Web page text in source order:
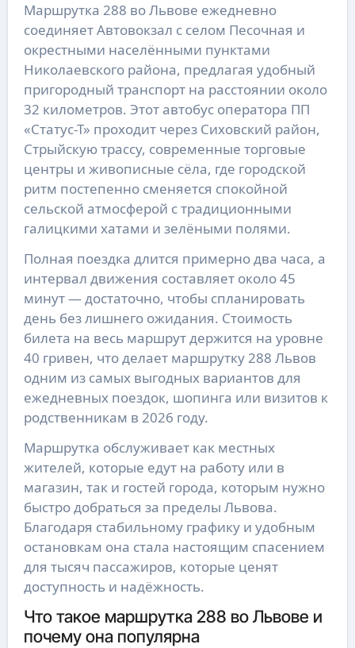
Маршрутка 288 во Львове ежедневно
соединяет Автовокзал с селом Песочная и
окрестными населёнными пунктами
Николаевского района, предлагая удобный
пригородный транспорт на расстоянии около
32 километров. Этот автобус оператора ПП
«Статус-Т» проходит через Сиховский район,
Стрыйскую трассу, современные торговые
центры и живописные сёла, где городской
ритм постепенно сменяется спокойной
сельской атмосферой с традиционными
галицкими хатами и зелёными полями.
Полная поездка длится примерно два часа, а
интервал движения составляет около 45
минут — достаточно, чтобы спланировать
день без лишнего ожидания. Стоимость
билета на весь маршрут держится на уровне
40 гривен, что делает маршрутку 288 Львов
одним из самых выгодных вариантов для
ежедневных поездок, шопинга или визитов к
родственникам в 2026 году.
Маршрутка обслуживает как местных
жителей, которые едут на работу или в
магазин, так и гостей города, которым нужно
быстро добраться за пределы Львова.
Благодаря стабильному графику и удобным
остановкам она стала настоящим спасением
для тысяч пассажиров, которые ценят
доступность и надёжность.
Что такое маршрутка 288 во Львове и
почему она популярна